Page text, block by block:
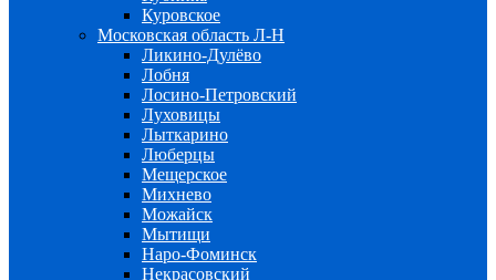
Куровское
Московская область Л-Н
Ликино-Дулёво
Лобня
Лосино-Петровский
Луховицы
Лыткарино
Люберцы
Мещерское
Михнево
Можайск
Мытищи
Наро-Фоминск
Некрасовский